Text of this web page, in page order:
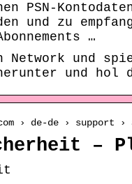
PSN-
und zu
…
Network und
und hol
› de-de › support ›
–